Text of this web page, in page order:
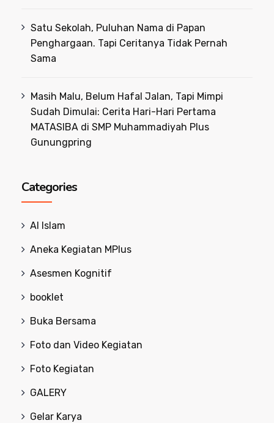
Satu Sekolah, Puluhan Nama di Papan
Penghargaan. Tapi Ceritanya Tidak Pernah
Sama
Masih Malu, Belum Hafal Jalan, Tapi Mimpi
Sudah Dimulai: Cerita Hari-Hari Pertama
MATASIBA di SMP Muhammadiyah Plus
Gunungpring
Categories
Al Islam
Aneka Kegiatan MPlus
Asesmen Kognitif
booklet
Buka Bersama
Foto dan Video Kegiatan
Foto Kegiatan
GALERY
Gelar Karya